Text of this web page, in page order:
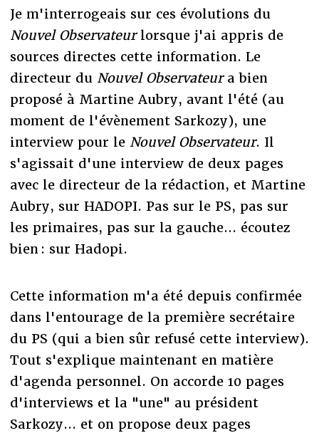
Je m'interrogeais sur ces évolutions du
Nouvel Observateurlorsque j'ai appris de
sources directes cette information. Le
directeur du Nouvel Observateura bien
proposé à Martine Aubry, avant l'été (au
moment de l'évènement Sarkozy), une
interview pour le Nouvel Observateur. Il
s'agissait d'une interview de deux pages
avec le directeur de la rédaction, et Martine
Aubry, sur HADOPI. Pas sur le PS, pas sur
les primaires, pas sur la gauche... écoutez
bien : sur Hadopi.
Cette information m'a été depuis confirmée
dans l'entourage de la première secrétaire
du PS (qui a bien sûr refusé cette interview).
Tout s'explique maintenant en matière
d'agenda personnel. On accorde 10 pages
d'interviews et la "une" au président
Sarkozy... et on propose deux pages